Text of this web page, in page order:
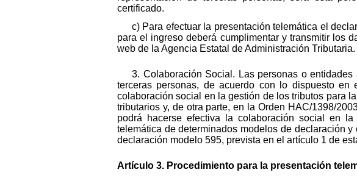
certificado.
c) Para efectuar la presentación telemática el
para el ingreso deberá cumplimentar y transmitir los
web de la Agencia Estatal de Administración Tributaria.
3. Colaboración Social. Las personas o
terceras personas, de acuerdo con lo dispuesto
colaboración social en la gestión de los tributos para
tributarios y, de otra parte, en la Orden HAC/1398/
podrá hacerse efectiva la colaboración social en
telemática de determinados modelos de declaración
declaración modelo 595, prevista en el artículo 1 de
Artículo 3. Procedimiento para la presentación